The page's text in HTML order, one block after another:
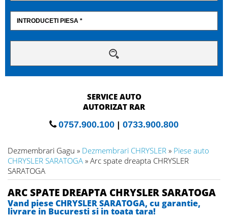
SERVICE AUTO
AUTORIZAT RAR
0757.900.100 | 0733.900.800
Dezmembrari Gagu » Dezmembrari CHRYSLER» Piese auto
CHRYSLER SARATOGA» Arc spate dreapta CHRYSLER
SARATOGA
ARC SPATE DREAPTA CHRYSLER SARATOGA
Vand piese CHRYSLER SARATOGA, cu garantie,
livrare in Bucuresti si in toata tara!